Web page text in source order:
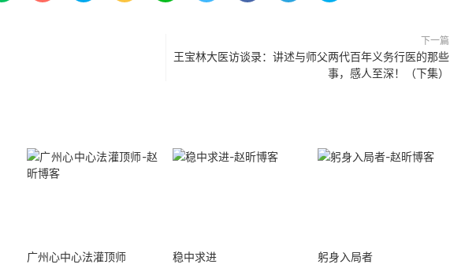
下一篇
王宝林大医访谈录：讲述与师父两代百年义务行医的那些
事，感人至深！（下集）
广州心中心法灌顶师 稳中求进 躬身入局者